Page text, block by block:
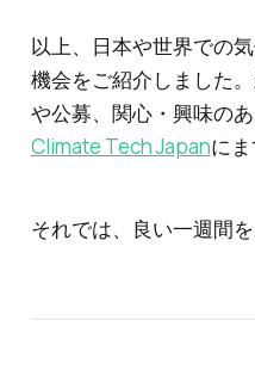
以上、日本や世界での
機会をご紹介しました
や公募、関心・興味の
Climate Tech Japanに
それでは、良い一週間